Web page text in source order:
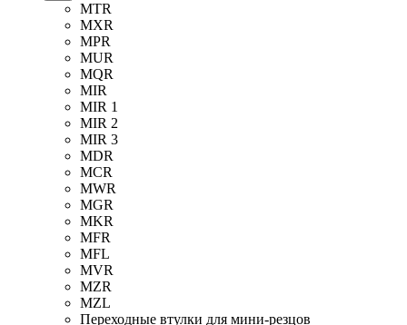
MTR
MXR
MPR
MUR
MQR
MIR
MIR 1
MIR 2
MIR 3
MDR
MCR
MWR
MGR
MKR
MFR
MFL
MVR
MZR
MZL
Переходные втулки для мини-резцов